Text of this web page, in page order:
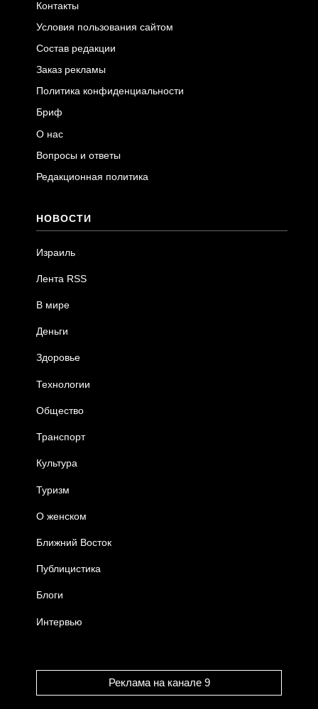
Контакты
Условия пользования сайтом
Состав редакции
Заказ рекламы
Политика конфиденциальности
Бриф
О нас
Вопросы и ответы
Редакционная политика
НОВОСТИ
Израиль
Лента RSS
В мире
Деньги
Здоровье
Технологии
Общество
Транспорт
Культура
Туризм
О женском
Ближний Восток
Публицистика
Блоги
Интервью
Реклама на канале 9